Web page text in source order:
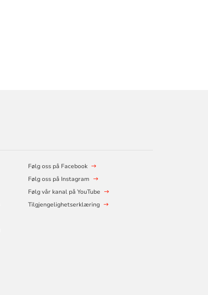
Følg oss på Facebook
Følg oss på Instagram
Følg vår kanal på YouTube
Tilgjengelighetserklæring